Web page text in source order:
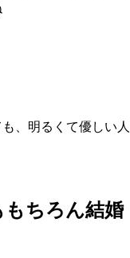
、明るくて優しい人
もちろん結婚